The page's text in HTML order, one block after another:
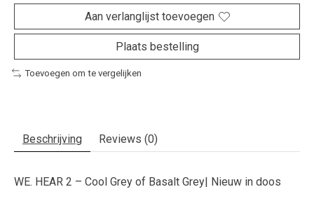
Aan verlanglijst toevoegen
Plaats bestelling
Toevoegen om te vergelijken
Beschrijving Reviews (0)
WE. HEAR 2 – Cool Grey of Basalt Grey| Nieuw in doos